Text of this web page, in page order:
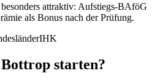
attraktiv: Aufstiegs-BAföG
als Bonus nach der Prüfung.
IHK
starten?